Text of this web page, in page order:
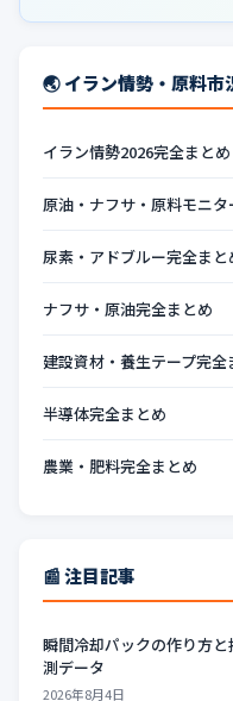
🌏 イラン情勢・原料市
イラン情勢2026完全まとめ
原油・ナフサ・原料モニタ
尿素・アドブルー完全まと
ナフサ・原油完全まとめ
建設資材・養生テープ完全
半導体完全まとめ
農業・肥料完全まとめ
📰 注目記事
瞬間冷却パックの作り方
測データ
2026年8月4日